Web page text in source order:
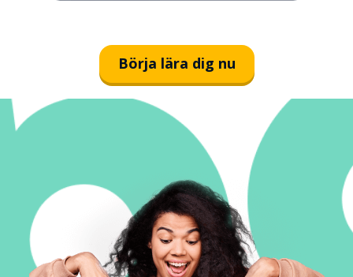
Börja lära dig nu